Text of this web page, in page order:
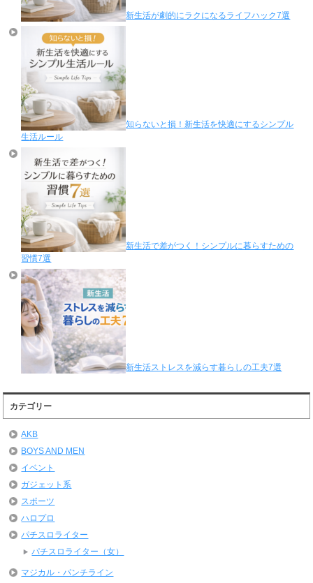
新生活が劇的にラクになるライフハック7選
知らないと損！新生活を快適にするシンプル
生活ルール
新生活で差がつく！シンプルに暮らすための
習慣7選
新生活ストレスを減らす暮らしの工夫7選
カテゴリー
AKB
BOYS AND MEN
イベント
ガジェット系
スポーツ
ハロプロ
パチスロライター
パチスロライター（女）
マジカル・パンチライン